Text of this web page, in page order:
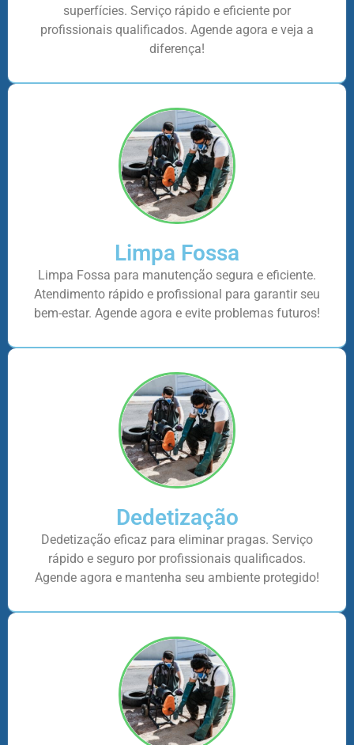
superfícies. Serviço rápido e eficiente por
profissionais qualificados. Agende agora e veja a
diferença!
Limpa Fossa
Limpa Fossa para manutenção segura e eficiente.
Atendimento rápido e profissional para garantir seu
bem-estar. Agende agora e evite problemas futuros!
Dedetização
Dedetização eficaz para eliminar pragas. Serviço
rápido e seguro por profissionais qualificados.
Agende agora e mantenha seu ambiente protegido!